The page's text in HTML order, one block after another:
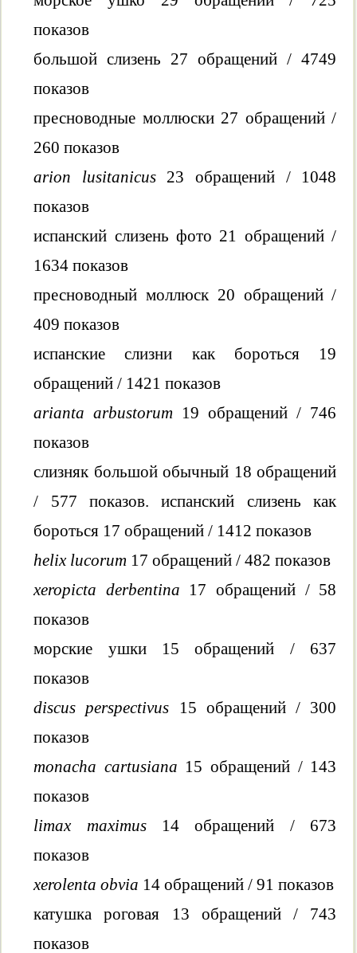
показов
большой слизень 27 обращений / 4749
показов
пресноводные моллюски 27 обращений /
260 показов
arion lusitanicus23 обращений / 1048
показов
испанский слизень фото 21 обращений /
1634 показов
пресноводный моллюск 20 обращений /
409 показов
испанские слизни как бороться 19
обращений / 1421 показов
arianta arbustorum 19 обращений / 746
показов
слизняк большой обычный 18 обращений
/ 577 показов. испанский слизень как
бороться 17 обращений / 1412 показов
helix lucorum 17 обращений / 482 показов
xeropicta derbentina 17 обращений / 58
показов
морские ушки 15 обращений / 637
показов
discus perspectivus 15 обращений / 300
показов
monacha cartusiana 15 обращений / 143
показов
limax maximus14 обращений / 673
показов
xerolenta obvia 14 обращений / 91 показов
катушка роговая 13 обращений / 743
показов